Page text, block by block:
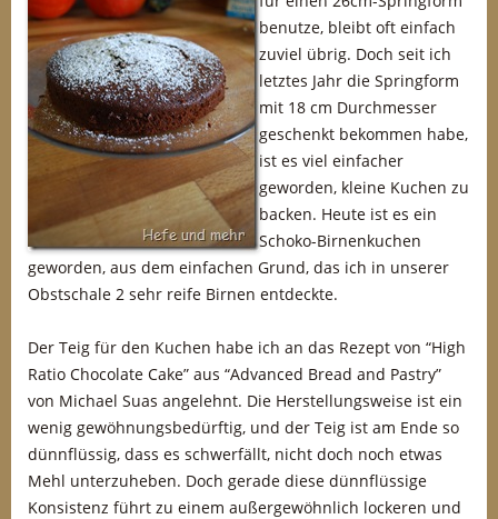
benutze, bleibt oft einfach
zuviel übrig. Doch seit ich
letztes Jahr die Springform
mit 18 cm Durchmesser
geschenkt bekommen habe,
ist es viel einfacher
geworden, kleine Kuchen zu
backen. Heute ist es ein
Schoko-Birnenkuchen
geworden, aus dem einfachen Grund, das ich in unserer
Obstschale 2 sehr reife Birnen entdeckte.
Der Teig für den Kuchen habe ich an das Rezept von “High
Ratio Chocolate Cake” aus “Advanced Bread and Pastry”
von Michael Suas angelehnt. Die Herstellungsweise ist ein
wenig gewöhnungsbedürftig, und der Teig ist am Ende so
dünnflüssig, dass es schwerfällt, nicht doch noch etwas
Mehl unterzuheben. Doch gerade diese dünnflüssige
Konsistenz führt zu einem außergewöhnlich lockeren und